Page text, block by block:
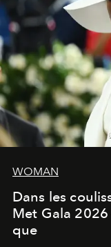
WOMAN
Dans les
Met Gala
que